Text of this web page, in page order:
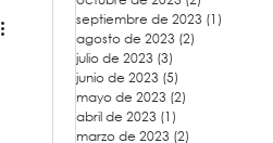
septiembre de 2023 (1)
agosto de 2023 (2)
julio de 2023 (3)
junio de 2023 (5)
mayo de 2023 (2)
abril de 2023 (1)
marzo de 2023 (2)